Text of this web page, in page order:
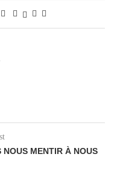
MENTIR À NOUS